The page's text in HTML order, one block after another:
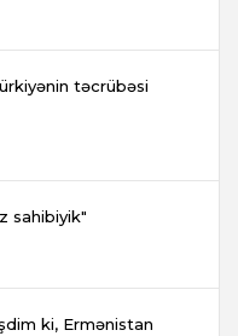
təcrübəsi
sahibiyik"
ki, Ermənistan